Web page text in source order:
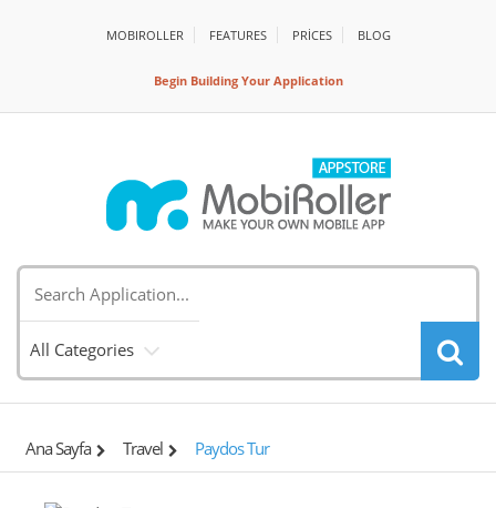
MOBIROLLER FEATURES PRİCES BLOG
Begin Building Your Application
All Categories
Ana Sayfa Travel Paydos Tur